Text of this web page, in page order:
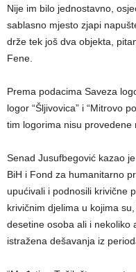
Nije im bilo jednostavno,
sablasno mjesto zjapi
drže tek još dva objekta,
Fene.
Prema podacima Saveza
logor “Šljivovica” i “Mitrovo
tim logorima nisu provedene
Senad Jusufbegović kazao
BiH i Fond za humanitarno
upućivali i podnosili krivične
krivičnim djelima u kojima
desetine osoba ali i nekoliko
istražena dešavanja iz